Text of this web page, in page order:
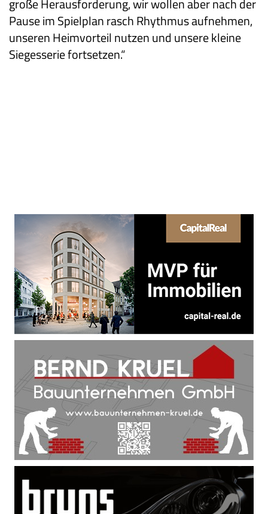
große Herausforderung, wir wollen aber nach der
Pause im Spielplan rasch Rhythmus aufnehmen,
unseren Heimvorteil nutzen und unsere kleine
Siegesserie fortsetzen.“